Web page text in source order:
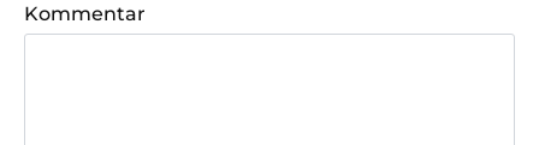
Kommentar